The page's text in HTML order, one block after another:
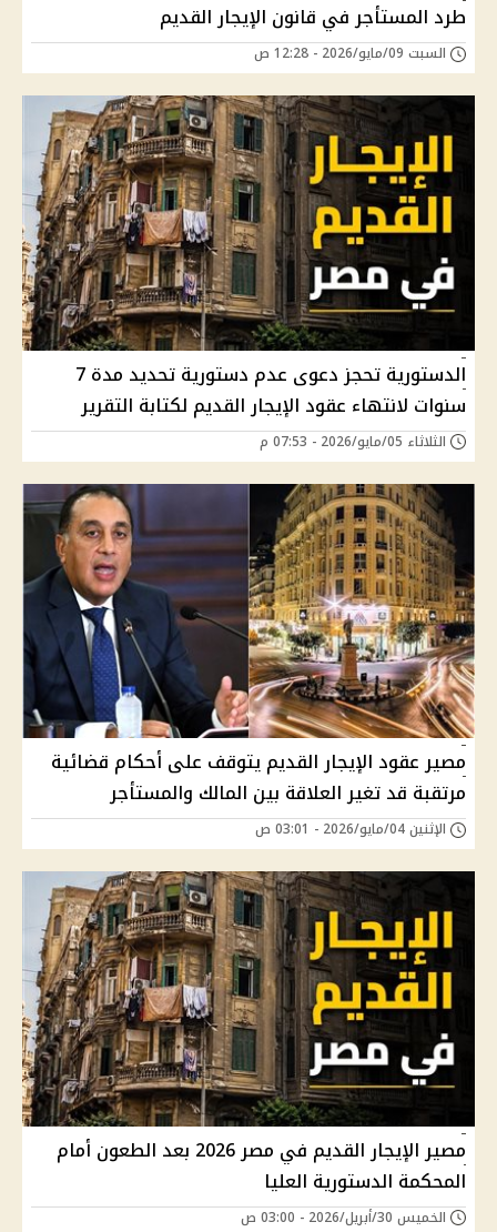
طرد المستأجر في قانون الإيجار القديم
السبت 09/مايو/2026 - 12:28 ص
الدستورية تحجز دعوى عدم دستورية تحديد مدة 7
سنوات لانتهاء عقود الإيجار القديم لكتابة التقرير
الثلاثاء 05/مايو/2026 - 07:53 م
مصير عقود الإيجار القديم يتوقف على أحكام قضائية
مرتقبة قد تغير العلاقة بين المالك والمستأجر
الإثنين 04/مايو/2026 - 03:01 ص
مصير الإيجار القديم في مصر 2026 بعد الطعون أمام
المحكمة الدستورية العليا
الخميس 30/أبريل/2026 - 03:00 ص